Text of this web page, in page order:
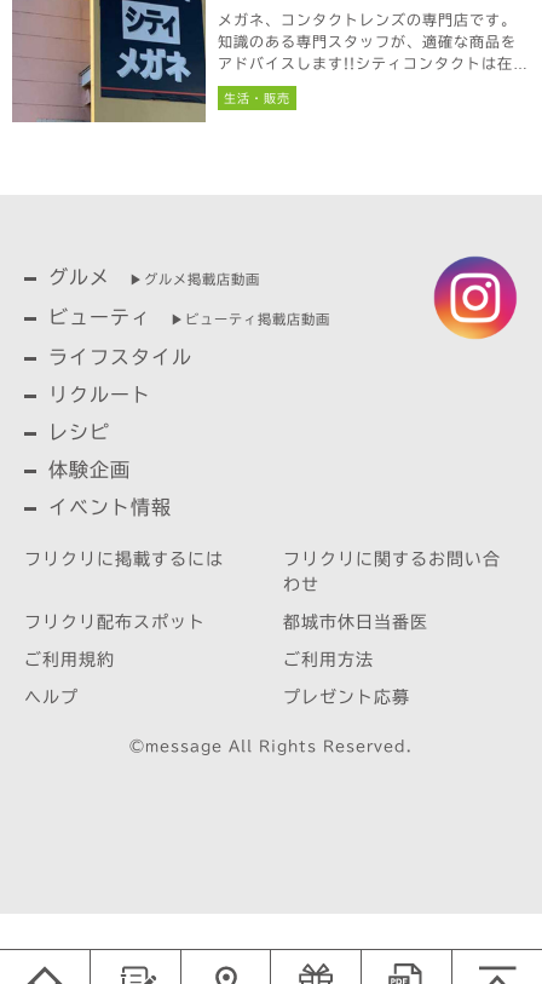
メガネ、コンタクトレンズの専門店です。
知識のある専門スタッフが、適確な商品を
アドバイスします!!シティコンタクトは在庫
がとにかく豊富♪テストレンズはほとんど
揃っている為、その場で装用・購入が可能
生活・販売
グルメ ▶︎グルメ掲載店動画
ビューティ ▶︎ビューティ掲載店動画
ライフスタイル
リクルート
レシピ
体験企画
イベント情報
フリクリに掲載するには
フリクリに関するお問い合
わせ
フリクリ配布スポット 都城市休日当番医
ご利用規約 ご利用方法
ヘルプ プレゼント応募
©message All Rights Reserved.